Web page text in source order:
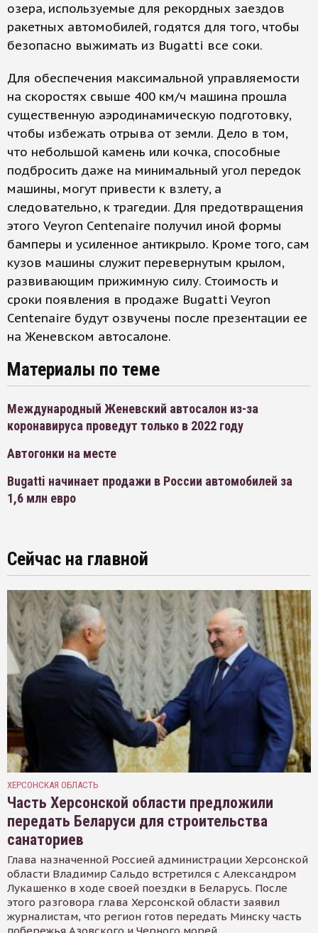
озера, используемые для рекордных заездов
ракетных автомобилей, годятся для того, чтобы
безопасно выжимать из Bugatti все соки.
Для обеспечения максимальной управляемости
на скоростях свыше 400 км/ч машина прошла
существенную аэродинамическую подготовку,
чтобы избежать отрыва от земли. Дело в том,
что небольшой камень или кочка, способные
подбросить даже на минимальный угол передок
машины, могут привести к взлету, а
следовательно, к трагедии. Для предотвращения
этого Veyron Centenaire получил иной формы
бамперы и усиленное антикрыло. Кроме того, сам
кузов машины служит перевернутым крылом,
развивающим прижимную силу. Стоимость и
сроки появления в продаже Bugatti Veyron
Centenaire будут озвучены после презентации ее
на Женевском автосалоне.
Материалы по теме
Международный Женевский автосалон из-за
коронавируса проведут только в 2022 году
Автогонки на месте
Bugatti начинает продажи в России автомобилей за
1,6 млн евро
Сейчас на главной
ХЕРСОНСКАЯ ОБЛАСТЬ
Часть Херсонской области предложили
передать Беларуси для строительства
санаториев
Глава назначенной Россией администрации Херсонской
области Владимир Сальдо встретился с Александром
Лукашенко в ходе своей поездки в Беларусь. После
этого разговора глава Херсонской области заявил
журналистам, что регион готов передать Минску часть